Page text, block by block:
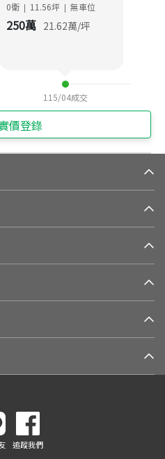
0衛 | 11.56坪 | 無車位
250萬 21.62萬/坪
115/04成交
價登錄
追蹤我們